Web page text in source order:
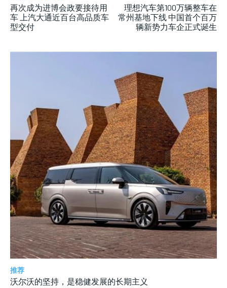
再次成为进博会政要接待用
车 上汽大通近百台高品质车
型交付
理想汽车第100万辆整车在
常州基地下线 中国首个百万
辆新势力车企正式诞生
推荐
沃尔沃的坚持，是稳健发展的长期主义